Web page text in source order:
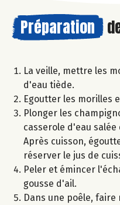
Préparation
La veille, mettre les
d'eau tiède.
Egoutter les morilles
Plonger les
casserole d'eau
Après cuisson,
réserver le jus de
Peler et émincer
gousse d'ail.
Dans une poêle,